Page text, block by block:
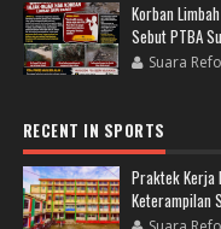
Korban
Sebut PTBA
Suara
RECENT IN SPORTS
Praktek Kerja
Keterampilan